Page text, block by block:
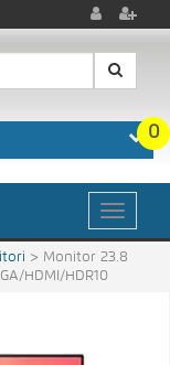
0
> Monitor 23.8
HDMI/HDR10